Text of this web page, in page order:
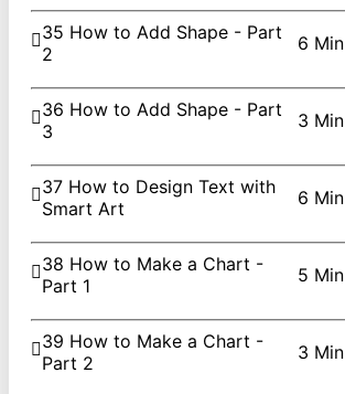
35 How to Add Shape - Part
2
6 Min
36 How to Add Shape - Part
3
3 Min
37 How to Design Text with
Smart Art
6 Min
38 How to Make a Chart -
Part 1
5 Min
39 How to Make a Chart -
Part 2
3 Min